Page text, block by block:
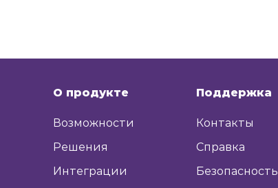
О продукте
Возможности
Решения
Интеграции
Поддержка
Контакты
Справка
Безопасность